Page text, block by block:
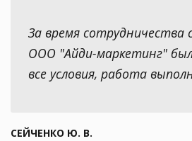
За время сотрудничества
ООО "Айди-маркетинг"
все условия, работа
СЕЙЧЕНКО Ю. В.